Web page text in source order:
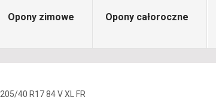
Opony zimowe Opony całoroczne
205/40 R17 84 V XL FR